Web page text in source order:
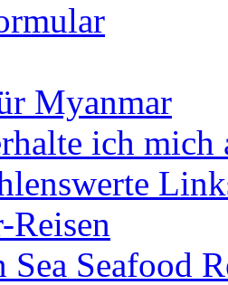
Myanmar
ich
Reisen
Sea Seafood